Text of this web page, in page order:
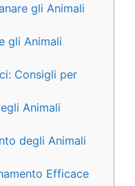
gli Animali
gli Animali
Consigli per
Animali
degli Animali
Efficace